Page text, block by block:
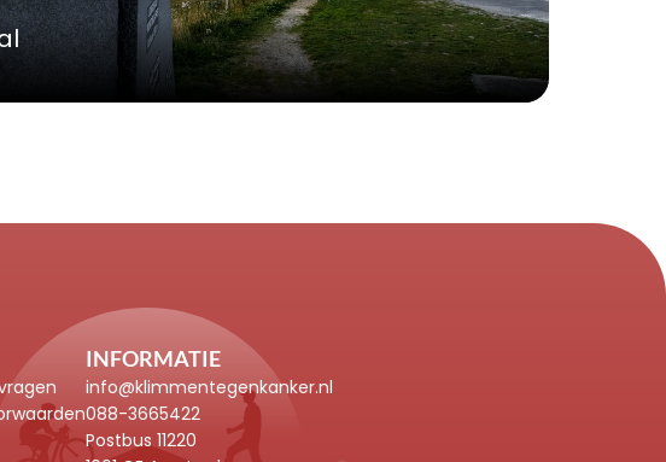
INFORMATIE
info@klimmentegenkanker.nl
088-3665422
Postbus 11220